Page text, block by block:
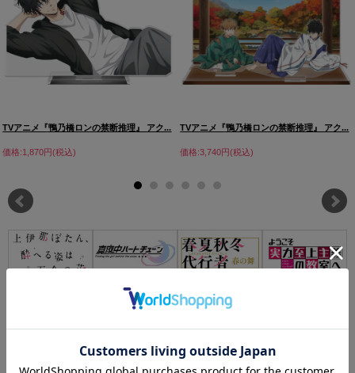
TVアニメ『鴨乃橋ロンの禁断推理』 アク...
価格:1,870円(税込)
TVアニメ『鴨乃橋ロンの禁断推理』 アク...
価格:3,740円(税込)